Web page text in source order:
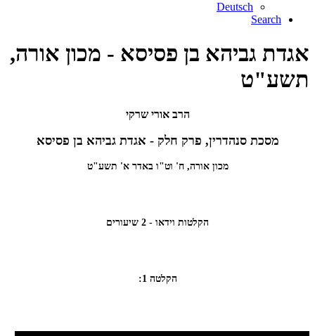
Deutsch
Search
אגדת גביהא בן פסיסא - מכון אורה,
תשע"ט
הרב אורי שרקי
מסכת סנהדרין, פרק חלק - אגדת גביהא בן פסיסא
מכון אורה, ח' וט"ו באדר א' תשע"ט
הקלטות וידאו - 2 שיעורים
הקלטה 1: